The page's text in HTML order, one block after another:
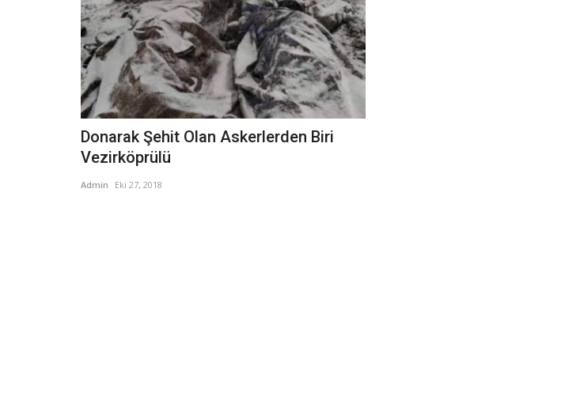
Donarak Şehit Olan Askerlerden Biri
Vezirköprülü
Admin Eki 27, 2018